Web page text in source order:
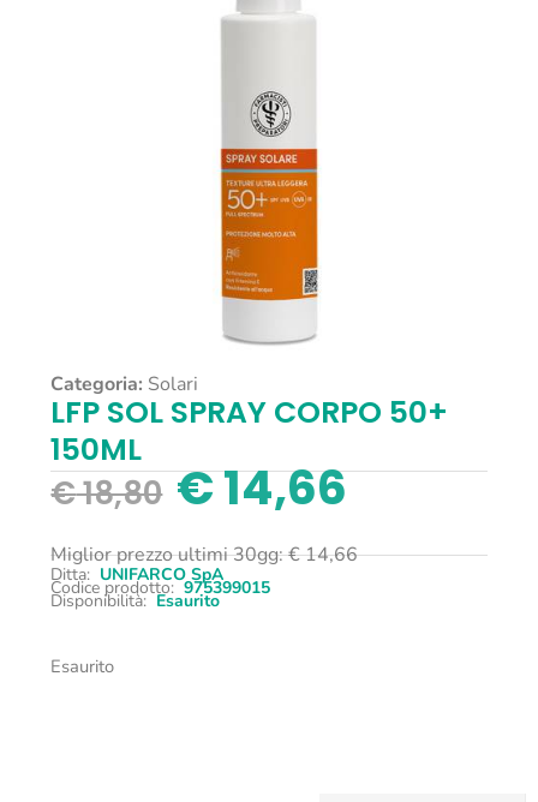
Categoria: Solari
LFP SOL SPRAY CORPO 50+
150ML
€18,80 €14,66
Miglior prezzo ultimi 30gg:€14,66
Ditta: UNIFARCO SpA
Codice prodotto: 975399015
Disponibilità: Esaurito
Esaurito